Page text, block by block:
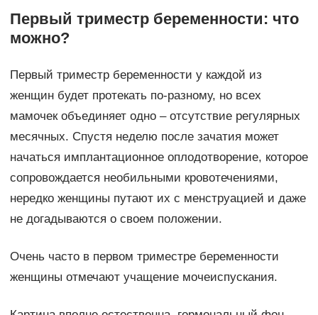
Первый триместр беременности: что
можно?
Первый триместр беременности у каждой из
женщин будет протекать по-разному, но всех
мамочек объединяет одно – отсутствие регулярных
месячных. Спустя неделю после зачатия может
начаться имплантационное оплодотворение, которое
сопровождается необильными кровотечениями,
нередко женщины путают их с менструацией и даже
не догадываются о своем положении.
Очень часто в первом триместре беременности
женщины отмечают учащение мочеиспускания.